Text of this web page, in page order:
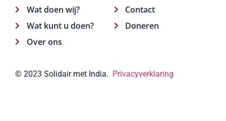
Wat doen wij?
Wat kunt u doen?
Over ons
Contact
Doneren
© 2023 Solidair met India. Privacyverklaring